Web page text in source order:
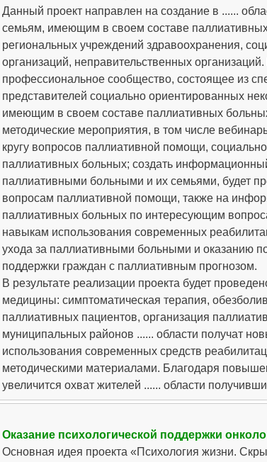
Данный проект направлен на создание в ......
семьям, имеющим в своем составе
региональных учреждений здравоохранения,
организаций, неправительственных
профессиональное сообщество, состоящее из
представителей социально ориентированных
имеющим в своем составе паллиативных
методические мероприятия, в том числе
кругу вопросов паллиативной помощи,
паллиативных больных; создать
паллиативными больными и их семьями, будет
вопросам паллиативной помощи, также на
паллиативных больных по интересующим
навыкам использования современных
ухода за паллиативными больными и оказанию
поддержки граждан с паллиативным прогнозом.
В результате реализации проекта будет
медицины: симптоматическая терапия,
паллиативных пациентов, организация
муниципальных районов ...... области получат
использования современных средств
методическими материалами. Благодаря
увеличится охват жителей ...... области
Оказание психологической поддержки
Основная идея проекта «Психология жизни.